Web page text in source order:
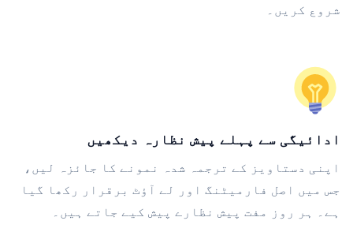
شروع کریں۔
ادائیگی سے پہلے پیش نظارہ دیکھیں
اپنی دستاویز کے ترجمہ شدہ نمونے کا جائزہ لیں،
جس میں اصل فارمیٹنگ اور لے آؤٹ برقرار رکھا گیا
ہے۔ ہر روز مفت پیش نظارے پیش کیے جاتے ہیں۔